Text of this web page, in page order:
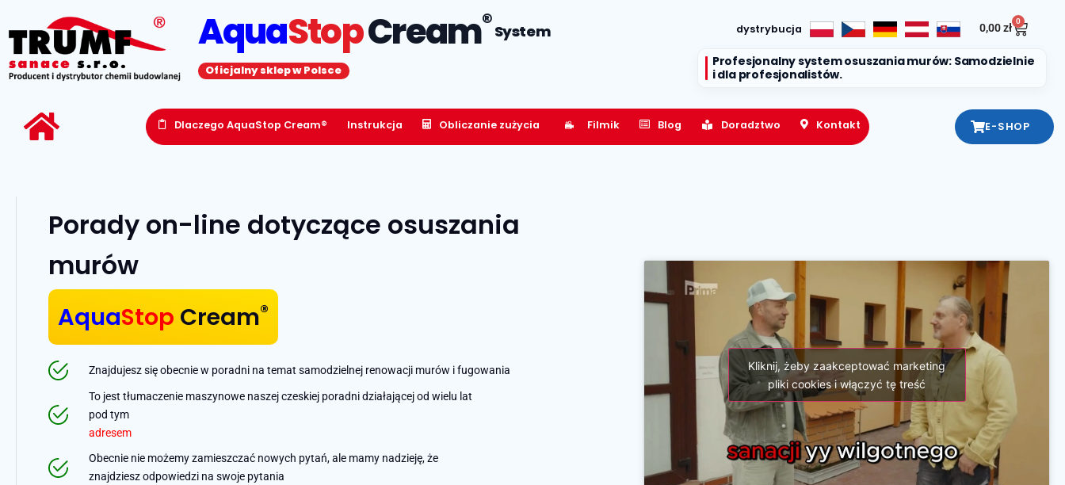
AquaStopCream®System
Oficjalny sklep w Polsce
dystrybucja 0,00zł
0
Profesjonalny system osuszania murów: Samodzielnie
i dla profesjonalistów.
Dlaczego AquaStop Cream® Instrukcja Obliczanie zużycia Filmik Blog Doradztwo Kontakt E-SHOP
Porady on-line dotyczące osuszania
murów
AquaStop Cream®
Znajdujesz się obecnie w poradni na temat samodzielnej renowacji murów i fugowania
To jest tłumaczenie maszynowe naszej czeskiej poradni działającej od wielu lat
pod tym
adresem
Obecnie nie możemy zamieszczać nowych pytań, ale mamy nadzieję, że
znajdziesz odpowiedzi na swoje pytania
Kliknij, żeby zaakceptować marketing
pliki cookies i włączyć tę treść